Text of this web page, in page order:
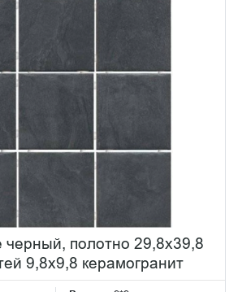
черный, полотно 29,8х39,8
9,8х9,8 керамогранит